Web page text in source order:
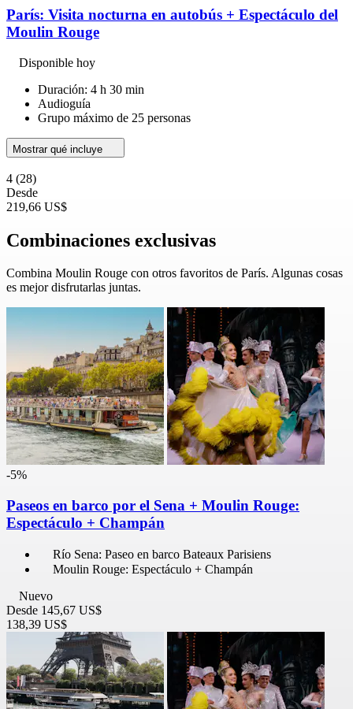
París: Visita nocturna en autobús + Espectáculo del
Moulin Rouge
Disponible hoy
Duración: 4 h 30 min
Audioguía
Grupo máximo de 25 personas
Mostrar qué incluye
4 (28)
Desde
219,66 US$
Combinaciones exclusivas
Combina Moulin Rouge con otros favoritos de París. Algunas cosas
es mejor disfrutarlas juntas.
-5%
Paseos en barco por el Sena + Moulin Rouge:
Espectáculo + Champán
Río Sena: Paseo en barco Bateaux Parisiens
Moulin Rouge: Espectáculo + Champán
Nuevo
Desde 145,67 US$
138,39 US$